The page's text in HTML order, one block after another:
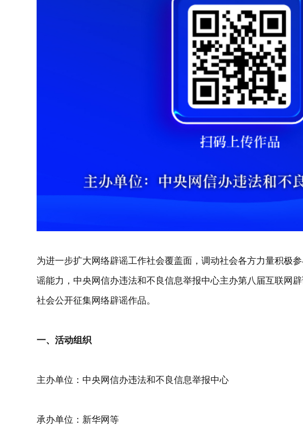
为进一步扩大网络辟谣工作社会覆盖面，调动社会各方力量积极
谣能力，中央网信办违法和不良信息举报中心主办第八届互联网
社会公开征集网络辟谣作品。
一、活动组织
主办单位：中央网信办违法和不良信息举报中心
承办单位：新华网等